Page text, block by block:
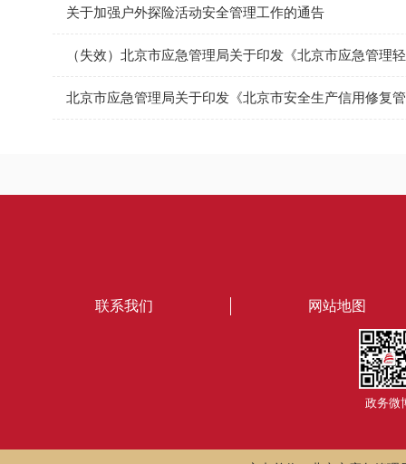
关于加强户外探险活动安全管理工作的通告
北京市应急管理局关于印发《北京市安全生产信用修复
联系我们 网站地图
政务微